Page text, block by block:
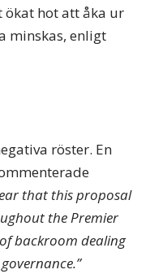
ökat hot att åka ur
minskas, enligt
röster. En
that this proposal
the Premier
backroom dealing